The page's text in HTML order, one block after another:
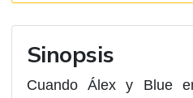
Sinopsis
Cuando Álex y Blue